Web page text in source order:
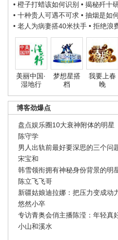
• 橙子打蜡该如何识别 • 揭秘歼十
• 十种贵人可遇不可求 • 抽烟是如
• 老人为病妻搭40米扶手 • 拒绝浪
美丽中国·
湿地行
梦想星搭
档
我要上春
晚
博客劲爆点
盘点娱乐圈10大衰神附体的明星
陈守学
男人出轨前最好要深思的三个问
宋宝和
韩雪领衔拥有神秘身份背景的明
陈立飞飞哥
新疆姑娘迪拉娜：把压力变成动
悠然小卒
专访青奥会俏主播陈滢：年轻真
小山和溪水